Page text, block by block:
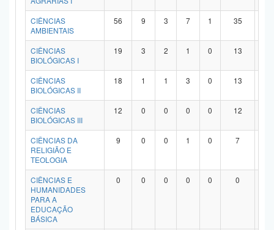
CIÊNCIAS
AMBIENTAIS
56 9 3 7 1 35
CIÊNCIAS
BIOLÓGICAS I
19 3 2 1 0 13
CIÊNCIAS
BIOLÓGICAS II
18 1 1 3 0 13
CIÊNCIAS
BIOLÓGICAS III
12 0 0 0 0 12
CIÊNCIAS DA
RELIGIÃO E
TEOLOGIA
9 0 0 1 0 7
CIÊNCIAS E
HUMANIDADES
PARA A
EDUCAÇÃO
BÁSICA
0 0 0 0 0 0